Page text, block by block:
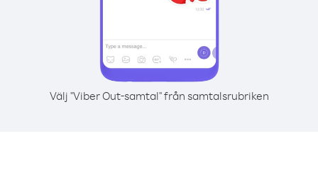
Välj "Viber Out-samtal" från samtalsrubriken